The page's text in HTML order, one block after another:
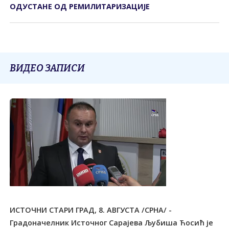
ОДУСТАНЕ ОД РЕМИЛИТАРИЗАЦИЈЕ
ВИДЕО ЗАПИСИ
ИСТОЧНИ СТАРИ ГРАД, 8. АВГУСТА /СРНА/ -
Градоначелник Источног Сарајева Љубиша Ћосић је